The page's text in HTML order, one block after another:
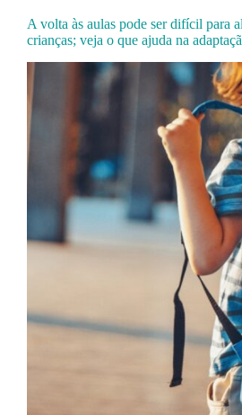
A volta às aulas pode ser difícil para
crianças; veja o que ajuda na